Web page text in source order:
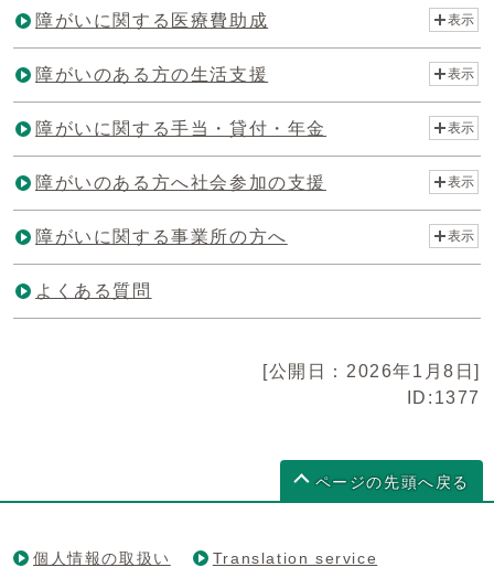
障がいに関する医療費助成 表示
障がいのある方の生活支援 表示
障がいに関する手当・貸付・年金 表示
障がいのある方へ社会参加の支援 表示
障がいに関する事業所の方へ 表示
よくある質問
[公開日：2026年1月8日]
ID:1377
ページの先頭へ戻る
個人情報の取扱い Translation service